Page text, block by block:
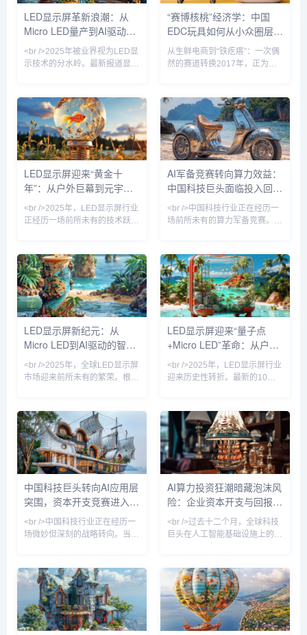
99.99%，这意味着Micro LED
电视价格有望在两年内下探至万
元级。与此同时，国内厂商利亚
2025年二季度，产业链上下游
景气度显著回升。值得注意的
是，小间距LED（P2.5以下）产
绝对主力，
LED显示屏革新浪潮：从
Micro LED量产到AI驱动的
户外广告新纪元
<br />2025年被业界视为LED显
示技术的分水岭。最新报道显
基于Micro LED技术的透明显示
屏与可拉伸柔性屏，其中三星发
布的110英寸无边框Micro LED
电视，像素间距已缩小至0.4毫
米以下，峰值亮度突破4000尼
特。与此同时，国内龙头企业利
亚德与洲明科技宣布，其Micro
LED芯片巨量转移良率已提升至
“赛博核桃”经济学：中国
EDC玩具如何从小众圈层走
向亿级市场
从生鲜电商到“铁疙瘩”：一次偶
然的赛道转换2017年，正为生
刷到一段金属指尖陀螺的视频。
那个在指尖高速旋转、发出机械
声响的小物件，在瞬间为他提供
了一种奇特的解压感。“当时就
觉得这种东西太有意思了。”钱
正阳在接受《天下网商》专访时
回忆道，“这种金属、会转、能
响的EDC玩具，一看到就有一
现，最终导向了一次彻底的职业
转向...
LED显示屏迎来“黄金十
年”：从户外巨幕到元宇宙
入口，技术革命重塑百亿市
场
<br />2025年，LED显示屏行业
正经历一场前所未有的技术跃
季度全球LED显示屏出货量同比
增长23%，其中Mini/Micro LED
产品占比首次突破15%，成为增
长最快的细分赛道。多家头部厂
商在集邦咨询的论坛上透露，
Micro LED芯片良率已提升至
99.99%，成本较三年前下降
70%，这让原本只存在于实验室
AI军备竞赛转向算力效益：
中国科技巨头面临投入回报
大考
<br />中国科技行业正在经历一
场前所未有的算力军备竞赛。从
开支已攀升至历史最高水平。然
而，随着英伟达高端芯片出口管
制收紧以及国内替代方案尚未完
全成熟，一个尖锐的问题开始浮
现：这场巨额投入究竟何时能够
转化为可持续的商业模式？站长
之家ChinaZ.com的最新产业动
态显示，行业焦点正从“抢卡”转
AI发展进入了一
LED显示屏新纪元：从
Micro LED到AI驱动的智慧
显示革命
<br />2025年，全球LED显示屏
市场迎来前所未有的繁荣。根据
35%，而Micro LED技术正式从
实验室走向量产，成为高端显示
市场的“新宠”。与此同时，AI与
LED显示技术的深度融合，正在
重塑数字户外媒体、商业显示乃
至车载显示的应用场景。从P0.4
超微间距到透明柔性屏，从裸眼
3D到虚拟制片，LED显示屏已
LED显示屏迎来“量子点
+Micro LED”革命：从户外
广告到元宇宙的视觉新纪元
<br />2025年，LED显示屏行业
迎来历史性转折。最新的10篇
技术的结合，正在重新定义“显
示质量”。三星、索尼、利亚德
等头部厂商相继发布基于Micro
LED（微发光二极管）的透明屏
与柔性屏，其峰值亮度突破
10000尼特，色域覆盖率超越
BT.2020标准120%，而功耗仅
为同尺寸LCD的40%。最引人
解决了
中国科技巨头转向AI应用层
突围，资本开支竞赛进入下
半场
<br />中国科技行业正在经历一
场微妙但深刻的战略转向。当全
时，多家头部互联网公司在本季
度财报电话会上悄然调整了叙事
口径：不再将“千卡集群”或“万亿
参数”作为首要卖点，转而强调
AI功能在广告系统、云计算、本
地生活服务等核心业务中的实际
AI算力投资狂潮暗藏泡沫风
险：企业资本开支与回报缺
口拉大
<br />过去十二个月，全球科技
巨头在人工智能基础设施上的资
速度增长。从微软、谷歌到亚马
逊，各大云服务商争相建设超大
规模数据中心，英伟达的GPU
订单排期已延伸至2026年。中
国市场上，阿里、百度、字节跳
动等企业同样不遗余力地购入AI